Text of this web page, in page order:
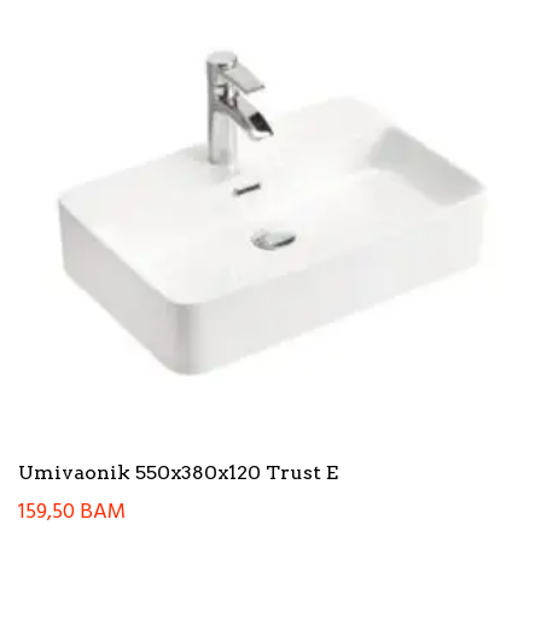
Umivaonik 550x380x120 Trust E
159,50BAM